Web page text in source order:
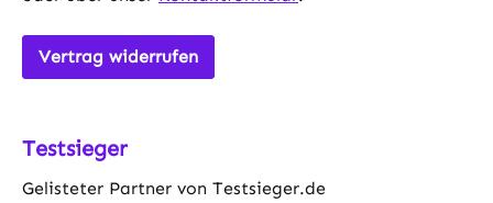
Vertrag widerrufen
Testsieger
Gelisteter Partner von Testsieger.de